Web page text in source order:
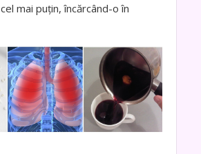
mai puțin, încărcând-o în